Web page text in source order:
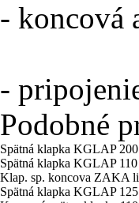
- koncová
-
Podobné
Spätná klapka KGLAP 200
Spätná klapka KGLAP 110
Klap. sp. koncova ZAKA
Spätná klapka KGLAP 125